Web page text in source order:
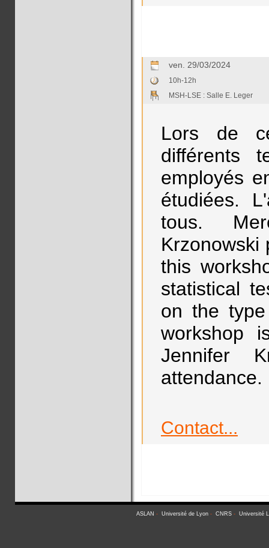
ven. 29/03/2024
10h-12h
MSH-LSE : Salle E. Leger
Lors de
différents
employés
étudiées.
tous.
Krzonowski
this
statistical
on the
workshop
Jennifer
attendance.
Contact...
ASLAN - Université de Lyon- CNRS- Université